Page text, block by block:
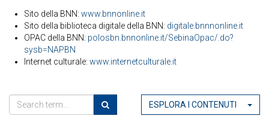
Sito della BNN: www.bnnonline.it
Sito della biblioteca digitale della BNN: digitale.bnnnonline.it
OPAC della BNN: polosbn.bnnonline.it/SebinaOpac/.do?
sysb=NAPBN
Internet culturale: www.internetculturale.it
ESPLORA I CONTENUTI